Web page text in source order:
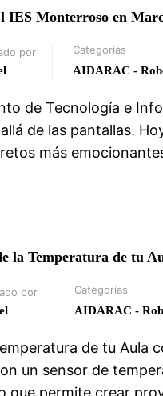
IES Monterroso en
por
Categorías
AIDARAC -
de Tecnología e
de las pantallas.
más
la Temperatura de tu
por
Categorías
AIDARAC -
de tu Aula
un sensor de
que permite crear